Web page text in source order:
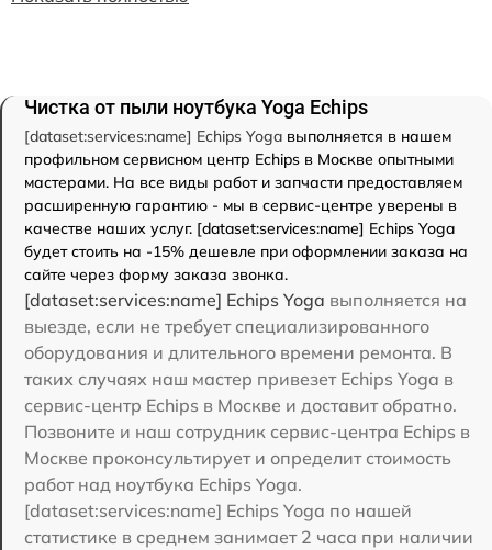
Чистка от пыли ноутбука Yoga Echips
[dataset:services:name] Echips Yoga выполняется в нашем
профильном сервисном центр Echips в Москве опытными
мастерами. На все виды работ и запчасти предоставляем
расширенную гарантию - мы в сервис-центре уверены в
качестве наших услуг. [dataset:services:name] Echips Yoga
будет стоить на -15% дешевле при оформлении заказа на
сайте через форму заказа звонка.
[dataset:services:name] Echips Yoga выполняется на
выезде, если не требует специализированного
оборудования и длительного времени ремонта. В
таких случаях наш мастер привезет Echips Yoga в
сервис-центр Echips в Москве и доставит обратно.
Позвоните и наш сотрудник сервис-центра Echips в
Москве проконсультирует и определит стоимость
работ над ноутбука Echips Yoga.
[dataset:services:name] Echips Yoga по нашей
статистике в среднем занимает 2 часа при наличии